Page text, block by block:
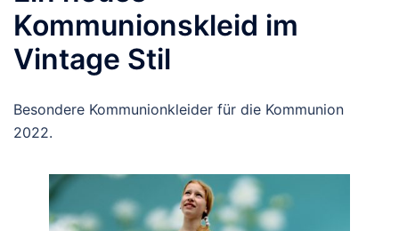
Kommunionskleid im
Vintage Stil
Besondere Kommunionkleider für die Kommunion
2022.